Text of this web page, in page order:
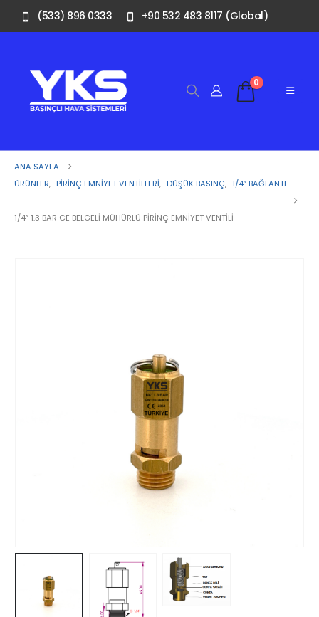
(533) 896 0333 +90 532 483 8117 (Global)
0
ANA SAYFA
ÜRÜNLER, PIRINÇ EMNIYET VENTILLERI, DÜŞÜK BASINÇ, 1/4″ BAĞLANTI
1/4″ 1.3 BAR CE BELGELI MÜHÜRLÜ PIRINÇ EMNIYET VENTILI